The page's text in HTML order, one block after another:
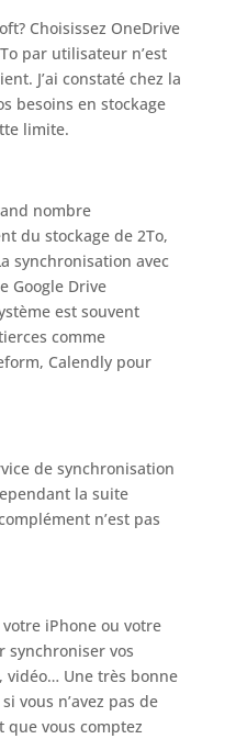
Choisissez OneDrive
par utilisateur n’est
J’ai constaté chez la
besoins en stockage
limite.
nombre
du stockage de 2To,
synchronisation avec
Google Drive
est souvent
comme
Calendly pour
de synchronisation
la suite
n’est pas
iPhone ou votre
synchroniser vos
vidéo… Une très bonne
vous n’avez pas de
que vous comptez